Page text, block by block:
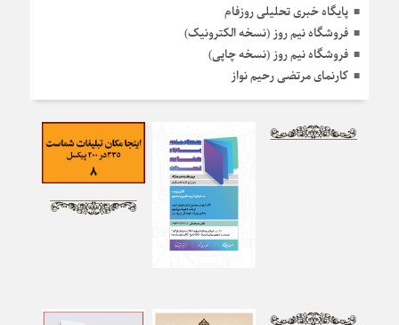
پایگاه خبری تحلیلی روزفام
فروشگاه نیم روز (نسخه الکترونیک)
فروشگاه نیم روز (نسخه چاپی)
کارنمای مرتضی رحیم نواز